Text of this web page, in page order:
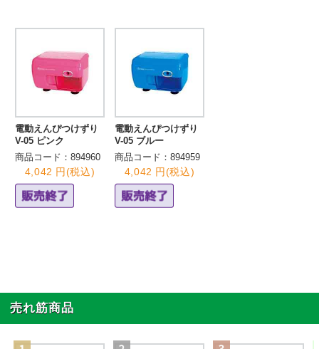
電動えんぴつけずり
V-05 ピンク
商品コード：894960
4,042 円(税込)
電動えんぴつけずり
V-05 ブルー
商品コード：894959
4,042 円(税込)
売れ筋商品